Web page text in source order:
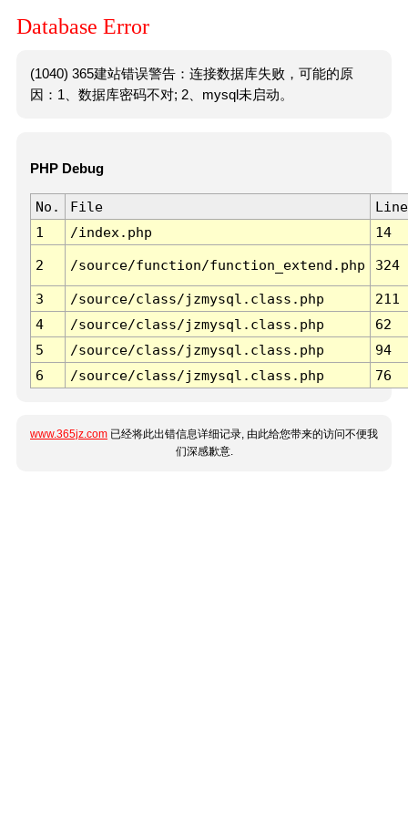
Database Error
(1040) 365建站错误警告：连接数据库失败，可能的原
因：1、数据库密码不对; 2、mysql未启动。
PHP Debug
No. File
Line
1
/index.php 14
2 /source/function/function_extend.php 324
3 /source/class/jzmysql.class.php
211
4
/source/class/jzmysql.class.php
62
5
/source/class/jzmysql.class.php
94
6
/source/class/jzmysql.class.php 76
www.365jz.com 已经将此出错信息详细记录, 由此给您带来的访问不便我
们深感歉意.